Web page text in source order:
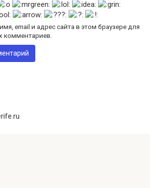
email и адрес сайта в этом браузере для